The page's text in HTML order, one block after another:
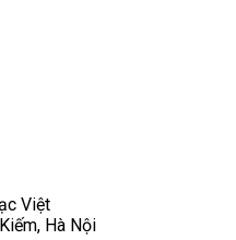
Việt
Hà Nội